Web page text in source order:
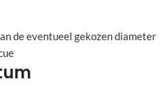
de eventueel gekozen diameter